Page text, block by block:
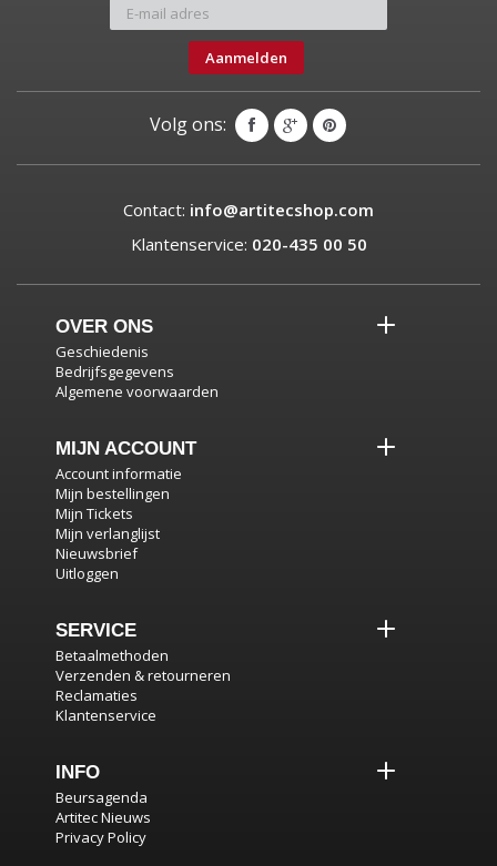
Aanmelden
Volg ons:
Contact: info@artitecshop.com
Klantenservice: 020-435 00 50
OVER ONS
Geschiedenis
Bedrijfsgegevens
Algemene voorwaarden
MIJN ACCOUNT
Account informatie
Mijn bestellingen
Mijn Tickets
Mijn verlanglijst
Nieuwsbrief
Uitloggen
SERVICE
Betaalmethoden
Verzenden & retourneren
Reclamaties
Klantenservice
INFO
Beursagenda
Artitec Nieuws
Privacy Policy